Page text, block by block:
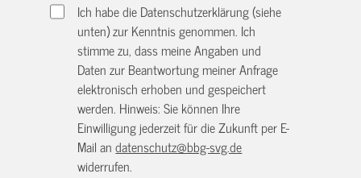
Ich habe die Datenschutzerklärung (siehe
unten) zur Kenntnis genommen. Ich
stimme zu, dass meine Angaben und
Daten zur Beantwortung meiner Anfrage
elektronisch erhoben und gespeichert
werden. Hinweis: Sie können Ihre
Einwilligung jederzeit für die Zukunft per E-
Mail andatenschutz@bbg-svg.de
widerrufen.